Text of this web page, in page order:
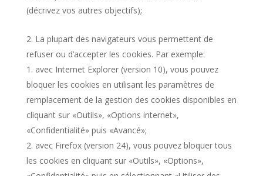
(décrivez vos autres objectifs);
La plupart des navigateurs vous permettent de
refuser ou d’accepter les cookies. Par exemple:
avec Internet Explorer (version 10), vous pouvez
bloquer les cookies en utilisant les paramètres de
remplacement de la gestion des cookies disponibles en
cliquant sur «Outils», «Options internet»,
«Confidentialité» puis «Avancé»;
avec Firefox (version 24), vous pouvez bloquer tous
les cookies en cliquant sur «Outils», «Options»,